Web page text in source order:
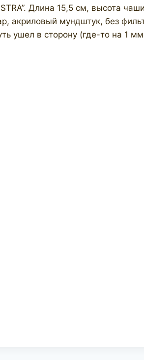
Длина 15,5 см, высота
акриловый мундштук, без
ушел в сторону (где-то на 1